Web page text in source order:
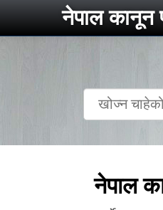
नेपाल कानून
नेपाल